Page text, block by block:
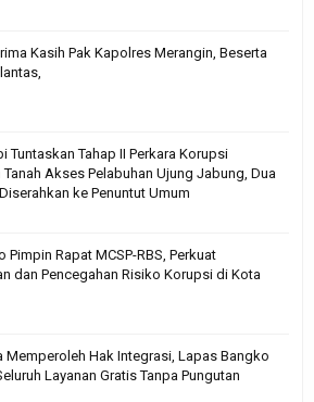
Kasih Pak Kapolres Merangin, Beserta
Tuntaskan Tahap II Perkara Korupsi
Tanah Akses Pelabuhan Ujung Jabung, Dua
ke Penuntut Umum
Pimpin Rapat MCSP-RBS, Perkuat
dan Pencegahan Risiko Korupsi di Kota
Memperoleh Hak Integrasi, Lapas Bangko
Layanan Gratis Tanpa Pungutan